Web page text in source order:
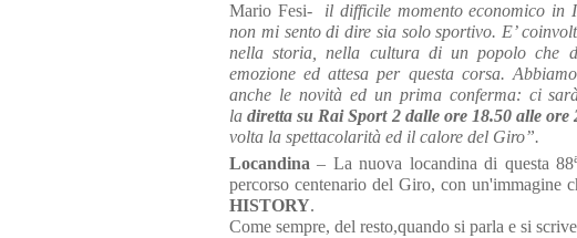
Mario Fesi- il difficile momento economico in
non mi sento di dire sia solo sportivo. E’
nella storia, nella cultura di un popolo che
emozione ed attesa per questa corsa.
anche le novità ed un prima conferma: ci
ladiretta su Rai Sport 2 dalle ore 18.50 alle ore
volta la spettacolarità ed il calore del Giro”.
Locandina – La nuova locandina di questa 88
percorso centenario del Giro, con un'immagine
HISTORY.
Come sempre, del resto,quando si parla e si